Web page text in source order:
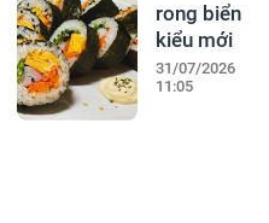
rong biển
kiểu mới
31/07/2026
11:05